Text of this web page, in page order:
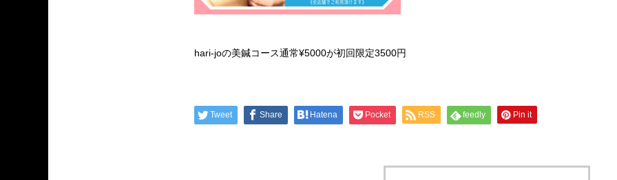
hari-joの美鍼コース通常¥5000が初回限定3500円
Tweet Share Hatena Pocket RSS feedly Pin it